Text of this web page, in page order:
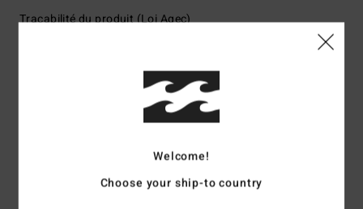
Traçabilité du produit (Loi Agec)
Livraison & Retours
Welcome!
Choose your ship-to country